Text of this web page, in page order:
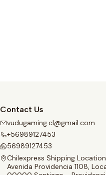
Contact Us
vudugaming.cl@gmail.com
+56989127453
56989127453
Chilexpress Shipping Location
Avenida Providencia 1108,